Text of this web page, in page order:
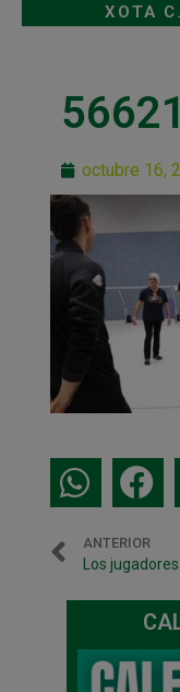
XOTA
octubre 16,
ANTERIOR